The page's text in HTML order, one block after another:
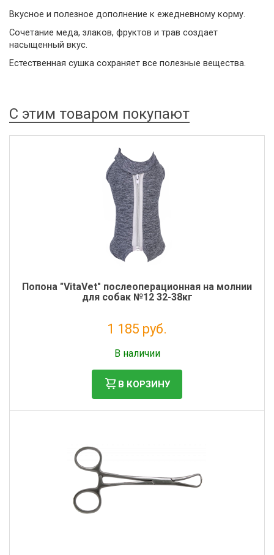
Вкусное и полезное дополнение к ежедневному корму.
Сочетание меда, злаков, фруктов и трав создает
насыщенный вкус.
Естественная сушка сохраняет все полезные вещества.
С этим товаром покупают
Попона "VitaVet" послеоперационная на молнии
для собак №12 32-38кг
1 185 руб.
В наличии
В КОРЗИНУ